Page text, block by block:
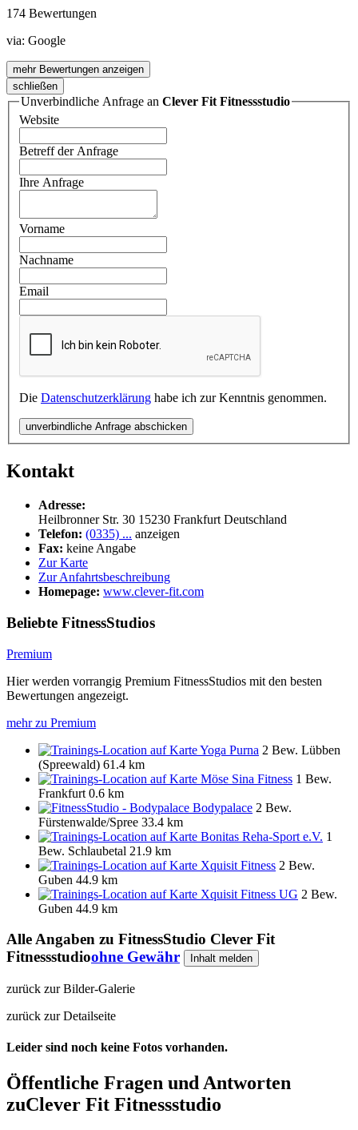
174 Bewertungen
via: Google
mehr Bewertungen anzeigen
schließen
Unverbindliche Anfrage an Clever Fit Fitnessstudio
Website
Betreff der Anfrage
Ihre Anfrage
Vorname
Nachname
Email
Die Datenschutzerklärung habe ich zur Kenntnis genommen.
unverbindliche Anfrage abschicken
Kontakt
Adresse:
Heilbronner Str. 30 15230 Frankfurt Deutschland
Telefon: (0335) ... anzeigen
Fax: keine Angabe
Zur Karte
Zur Anfahrtsbeschreibung
Homepage: www.clever-fit.com
Beliebte FitnessStudios
Premium
Hier werden vorrangig Premium FitnessStudios mit den besten
Bewertungen angezeigt.
mehr zu Premium
Yoga Purna 2 Bew. Lübben
(Spreewald) 61.4 km
Möse Sina Fitness 1 Bew.
Frankfurt 0.6 km
Bodypalace 2 Bew.
Fürstenwalde/Spree 33.4 km
Bonitas Reha-Sport e.V. 1
Bew. Schlaubetal 21.9 km
Xquisit Fitness 2 Bew.
Guben 44.9 km
Xquisit Fitness UG 2 Bew.
Guben 44.9 km
Alle Angaben zu FitnessStudio Clever Fit
Fitnessstudioohne Gewähr Inhalt melden
zurück zur Bilder-Galerie
zurück zur Detailseite
Leider sind noch keine Fotos vorhanden.
Öffentliche Fragen und Antworten
zuClever Fit Fitnessstudio